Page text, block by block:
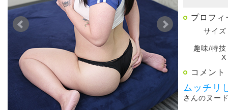
プロフィ
サイズ
趣味/特技
X
コメント
ムッチリ
さんのヌー